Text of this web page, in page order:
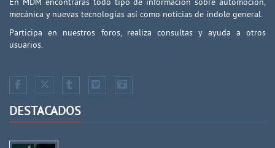
En MDM encontrarás todo tipo de información sobre automoción,
mecánica y nuevas tecnologías así como noticias de índole general.
Participa en nuestros foros, realiza consultas y ayuda a otros
usuarios.
DESTACADOS